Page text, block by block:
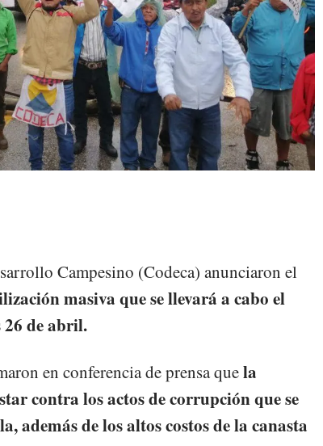
Campesino (Codeca) anunciaron el
masiva que se llevará a cabo el
de abril.
en conferencia de prensa quela
contra los actos de corrupción que se
además de los altos costos de la canasta